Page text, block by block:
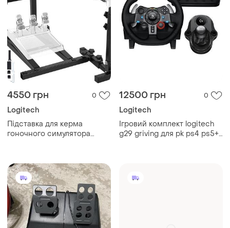
4550 грн 0
Logitech
Підставка для керма
гоночного симулятора
керма та
12500 грн 0
Logitech
Ігровий комплект logitech
g29 griving для pk ps4 ps5+